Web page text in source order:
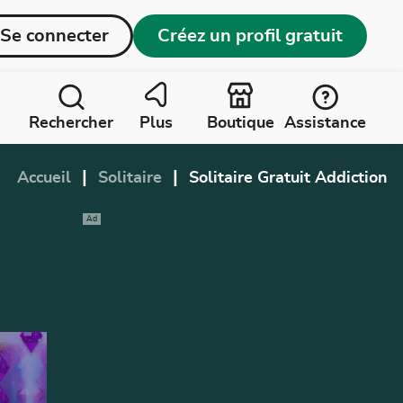
Se connecter Créez un profil gratuit
Rechercher Plus Boutique Assistance
Accueil Solitaire Solitaire Gratuit Addiction
Ad